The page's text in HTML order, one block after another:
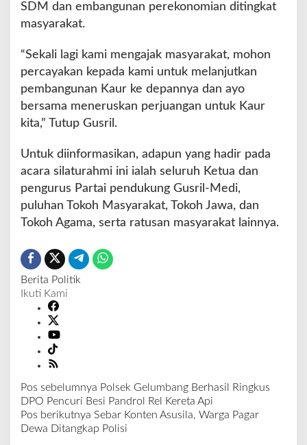
SDM dan embangunan perekonomian ditingkat
masyarakat.
“Sekali lagi kami mengajak masyarakat, mohon
percayakan kepada kami untuk melanjutkan
pembangunan Kaur ke depannya dan ayo
bersama meneruskan perjuangan untuk Kaur
kita,” Tutup Gusril.
Untuk diinformasikan, adapun yang hadir pada
acara silaturahmi ini ialah seluruh Ketua dan
pengurus Partai pendukung Gusril-Medi,
puluhan Tokoh Masyarakat, Tokoh Jawa, dan
Tokoh Agama, serta ratusan masyarakat lainnya.
Berita Politik
Ikuti Kami
N
a
v
Pos sebelumnya Polsek Gelumbang Berhasil Ringkus
DPO Pencuri Besi Pandrol Rel Kereta Api
Pos berikutnya Sebar Konten Asusila, Warga Pagar
Dewa Ditangkap Polisi